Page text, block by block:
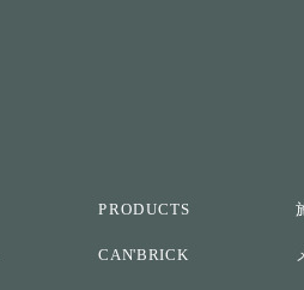
PRODUCTS
CAN'BRICK